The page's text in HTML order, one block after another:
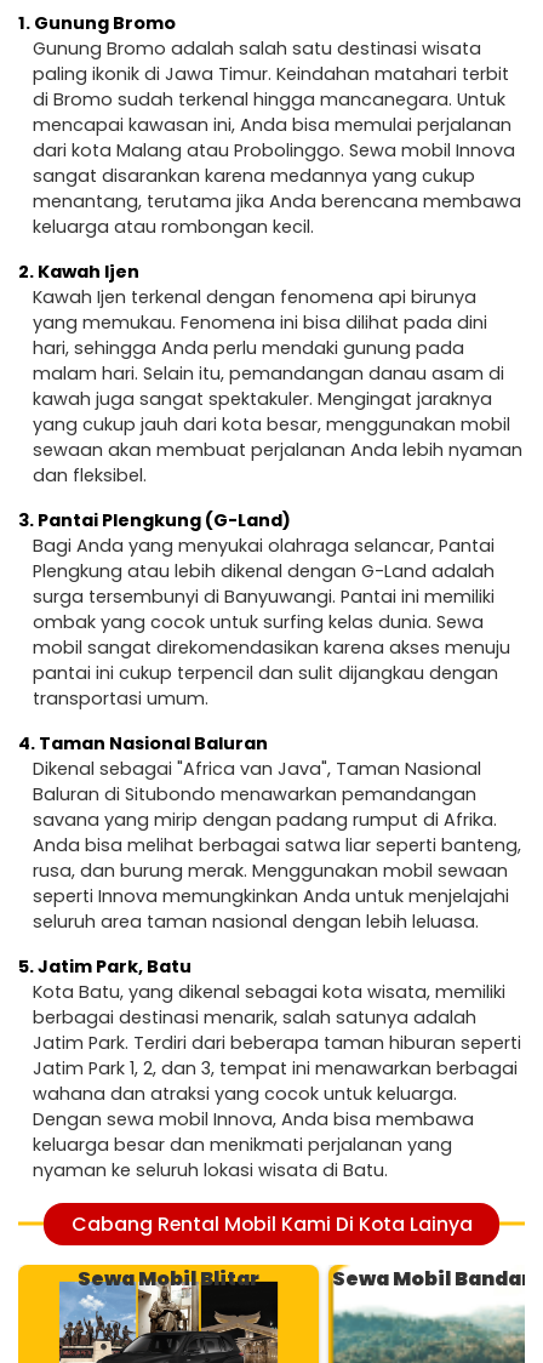
1. Gunung Bromo
Gunung Bromo adalah salah satu destinasi wisata
paling ikonik di Jawa Timur. Keindahan matahari terbit
di Bromo sudah terkenal hingga mancanegara. Untuk
mencapai kawasan ini, Anda bisa memulai perjalanan
dari kota Malang atau Probolinggo. Sewa mobil Innova
sangat disarankan karena medannya yang cukup
menantang, terutama jika Anda berencana membawa
keluarga atau rombongan kecil.
2. Kawah Ijen
Kawah Ijen terkenal dengan fenomena api birunya
yang memukau. Fenomena ini bisa dilihat pada dini
hari, sehingga Anda perlu mendaki gunung pada
malam hari. Selain itu, pemandangan danau asam di
kawah juga sangat spektakuler. Mengingat jaraknya
yang cukup jauh dari kota besar, menggunakan mobil
sewaan akan membuat perjalanan Anda lebih nyaman
dan fleksibel.
3. Pantai Plengkung (G-Land)
Bagi Anda yang menyukai olahraga selancar, Pantai
Plengkung atau lebih dikenal dengan G-Land adalah
surga tersembunyi di Banyuwangi. Pantai ini memiliki
ombak yang cocok untuk surfing kelas dunia. Sewa
mobil sangat direkomendasikan karena akses menuju
pantai ini cukup terpencil dan sulit dijangkau dengan
transportasi umum.
4. Taman Nasional Baluran
Dikenal sebagai "Africa van Java", Taman Nasional
Baluran di Situbondo menawarkan pemandangan
savana yang mirip dengan padang rumput di Afrika.
Anda bisa melihat berbagai satwa liar seperti banteng,
rusa, dan burung merak. Menggunakan mobil sewaan
seperti Innova memungkinkan Anda untuk menjelajahi
seluruh area taman nasional dengan lebih leluasa.
5.Jatim Park, Batu
Kota Batu, yang dikenal sebagai kota wisata, memiliki
berbagai destinasi menarik, salah satunya adalah
Jatim Park. Terdiri dari beberapa taman hiburan seperti
Jatim Park 1, 2, dan 3, tempat ini menawarkan berbagai
wahana dan atraksi yang cocok untuk keluarga.
Dengan sewa mobil Innova, Anda bisa membawa
keluarga besar dan menikmati perjalanan yang
nyaman ke seluruh lokasi wisata di Batu.
Cabang Rental Mobil Kami Di Kota Lainya
Sewa Mobil Blitar
Sewa Mobil